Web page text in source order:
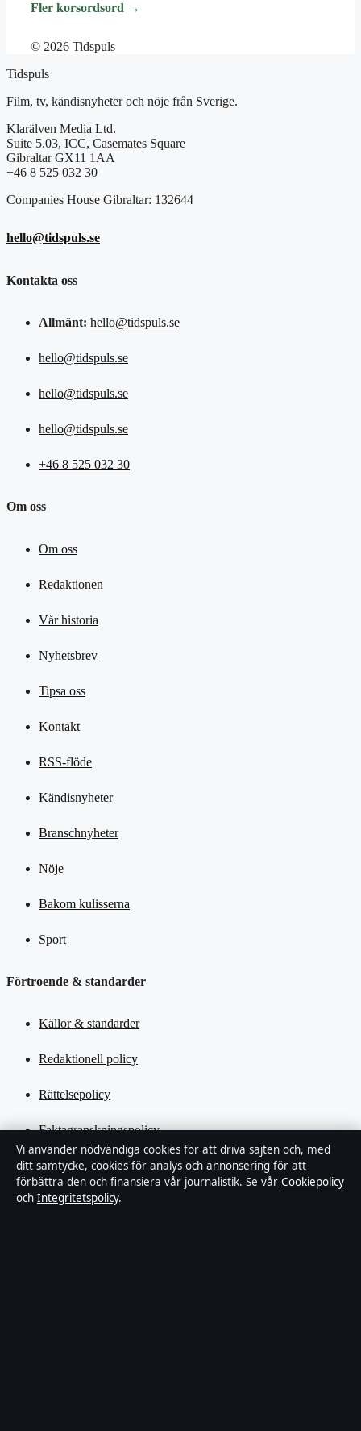
Fler korsordsord →
© 2026 Tidspuls
Tidspuls
Film, tv, kändisnyheter och nöje från Sverige.
Klarälven Media Ltd.
Suite 5.03, ICC, Casemates Square
Gibraltar GX11 1AA
+46 8 525 032 30
Companies House Gibraltar: 132644
hello@tidspuls.se
Kontakta oss
Allmänt: hello@tidspuls.se
hello@tidspuls.se
hello@tidspuls.se
hello@tidspuls.se
+46 8 525 032 30
Om oss
Om oss
Redaktionen
Vår historia
Nyhetsbrev
Tipsa oss
Kontakt
RSS-flöde
Kändisnyheter
Branschnyheter
Nöje
Bakom kulisserna
Sport
Förtroende & standarder
Källor & standarder
Redaktionell policy
Rättelsepolicy
Faktagranskningspolicy
Ägande & finansiering
Integritetspolicy
Vi använder nödvändiga cookies för att driva sajten och, med
ditt samtycke, cookies för analys och annonsering för att
förbättra den och finansiera vår journalistik. Se vår Cookiepolicy
och Integritetspolicy.